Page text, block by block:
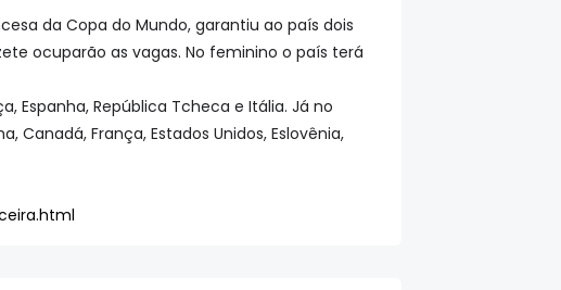
da Copa do Mundo, garantiu ao país dois
ocuparão as vagas. No feminino o país terá
Espanha, República Tcheca e Itália. Já no
França, Estados Unidos, Eslovênia,